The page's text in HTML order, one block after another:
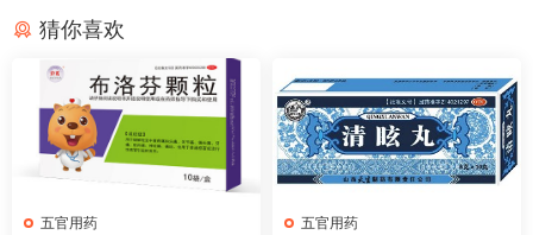
猜你喜欢
五官用药 五官用药